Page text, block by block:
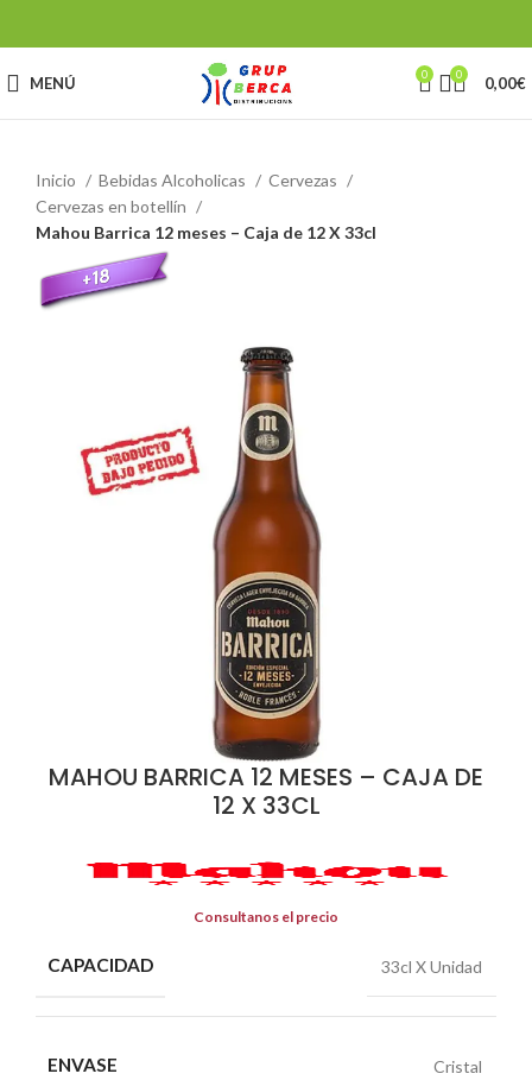
MENÚ 0 0 0,00€
Inicio Bebidas Alcoholicas
Cervezas
Cervezas en botellín
Mahou Barrica 12 meses – Caja de 12 X 33cl
MAHOU BARRICA 12 MESES – CAJA DE
12 X 33CL
Consultanos el precio
CAPACIDAD 33cl X Unidad
ENVASE Cristal